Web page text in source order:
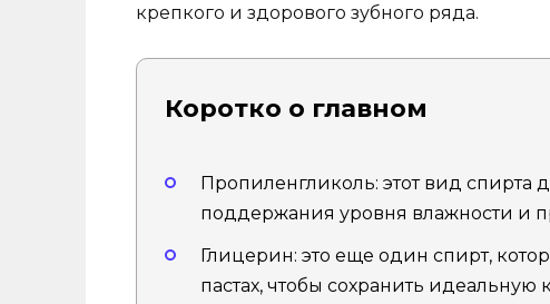
крепкого и здорового зубного ряда.
Коротко о главном
Пропиленгликоль: этот вид спирта
поддержания уровня влажности и
Глицерин: это еще один спирт,
пастах, чтобы сохранить